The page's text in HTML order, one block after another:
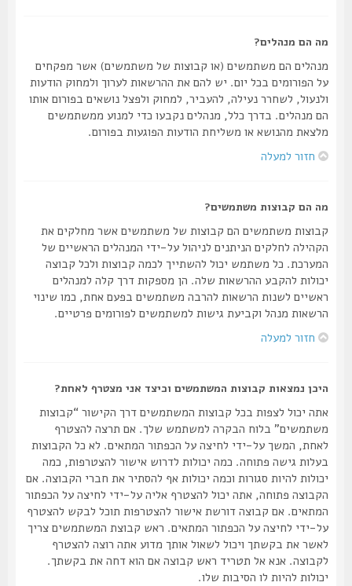
מה הם מנהלים?
מנהלים הם משתמשים (או קבוצות של משתמשים) אשר מפקחים
על הפורומים בכל יום. יש להם את ההרשאות לערוך ולמחוק הודעות
ולנעול, לשחרר נעילה, להעביר, למחוק ולפצל נושאים בפורום אותו
הם מנהלים. בדרך כלל, מנהלים נקבעו כדי למנוע ממשתמשים
מלצאת מהנושא או משליחת הודעות הפוגעות בפורום.
חזור למעלה
מה הם קבוצות משתמשים?
קבוצות משתמשים הם קבוצות של משתמשים אשר מחלקים את
הקהילה לחלקים הניתנים לניהול על-ידי המנהלים הראשיים של
המערכת. כל משתמש יכול להשתייך לכמה קבוצות ולכל קבוצה
יכולות להקבע ההרשאות שלה. הן מספקות דרך קלה למנהלים
ראשיים לשנות הרשאות להרבה משתמשים בפעם אחת, כמו שינוי
הרשאות מנהל וקביעת גישות למשתמשים לפורומים פרטיים.
חזור למעלה
היכן נמצאות קבוצות המשתמשים וכיצד אני מצטרף לאחת?
אתה יכול לצפות בכל קבוצות המשתמשים דרך הקישור “קבוצות
משתמשים” בלוח הבקרה למשתמש שלך. אם תרצה להצטרף
לאחת, המשך על-ידי לחיצה על הכפתור המתאים. לא כל הקבוצות
בעלות גישה פתוחה. כמה יכולות לדרוש אישור להצטרפות, כמה
יכולות להיות סגורות וכמה יכולות אף להסתיר את חברי הקבוצה. אם
הקבוצה פתוחה, אתה יכול להצטרף אליה על-ידי לחיצה על הכפתור
המתאים. אם קבוצה דורשת אישור להצטרפות תוכל לבקש להצטרף
על-ידי לחיצה על הכפתור המתאים. ראש קבוצת המשתמשים צריך
לאשר את בקשתך ויכול לשאול אותך מדוע אתה רוצה להצטרף
לקבוצה. אנא אל תטריד ראש קבוצה אם הוא דחה את בקשתך.
יכולות להיות לו הסיבות שלו.